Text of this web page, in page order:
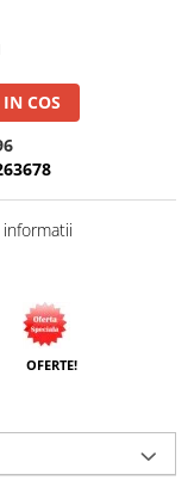
COS
OFERTE!